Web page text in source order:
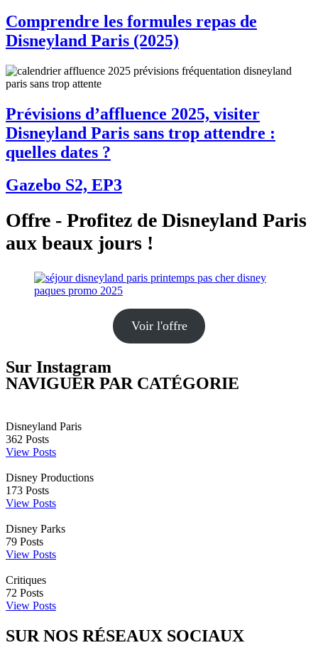
Comprendre les formules repas de
Disneyland Paris (2025)
Prévisions d’affluence 2025, visiter
Disneyland Paris sans trop attendre :
quelles dates ?
Gazebo S2, EP3
Offre - Profitez de Disneyland Paris
aux beaux jours !
Voir l'offre
Sur Instagram
NAVIGUER PAR CATÉGORIE
Disneyland Paris
362 Posts
View Posts
Disney Productions
173 Posts
View Posts
Disney Parks
79 Posts
View Posts
Critiques
72 Posts
View Posts
SUR NOS RÉSEAUX SOCIAUX